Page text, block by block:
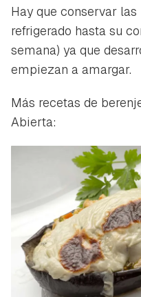
Hay que conservar
refrigerado hasta su
semana) ya que
empiezan a amargar.
Más recetas de
Abierta: